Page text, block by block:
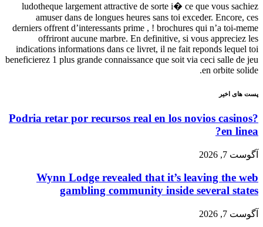
ludotheque largement attractive de sorte i� ce que vous sachiez
amuser dans de longues heures sans toi exceder. Encore, ces
derniers offrent d’interessants prime , ! brochures qui n’a toi-meme
offriront aucune marbre. En definitive, si vous appreciez les
indications informations dans ce livret, il ne fait reponds lequel toi
beneficierez 1 plus grande connaissance que soit via ceci salle de jeu
en orbite solide.
پست های اخیر
?Podria retar por recursos real en los novios casinos
en linea?
آگوست 7, 2026
Wynn Lodge revealed that it’s leaving the web
gambling community inside several states
آگوست 7, 2026